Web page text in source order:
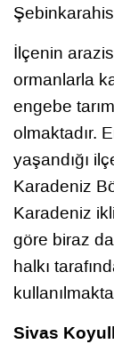
İlçenin
ormanlarla
engebe
olmaktadır.
yaşandığı
Karadeniz
Karadeniz
göre biraz
halkı
Sivas